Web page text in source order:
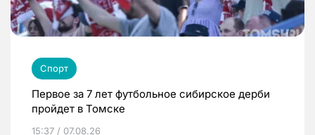
Спорт
Первое за 7 лет футбольное сибирское дерби
пройдет в Томске
15:37 / 07.08.26